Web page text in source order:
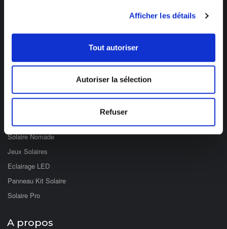
Afficher les détails
Tout autoriser
Autoriser la sélection
Refuser
Ouvert du lundi au vendredi
Catégories
Eclairage Solaire
Solaire Nomade
Jeux Solaires
Eclairage LED
Panneau Kit Solaire
Solaire Pro
A propos